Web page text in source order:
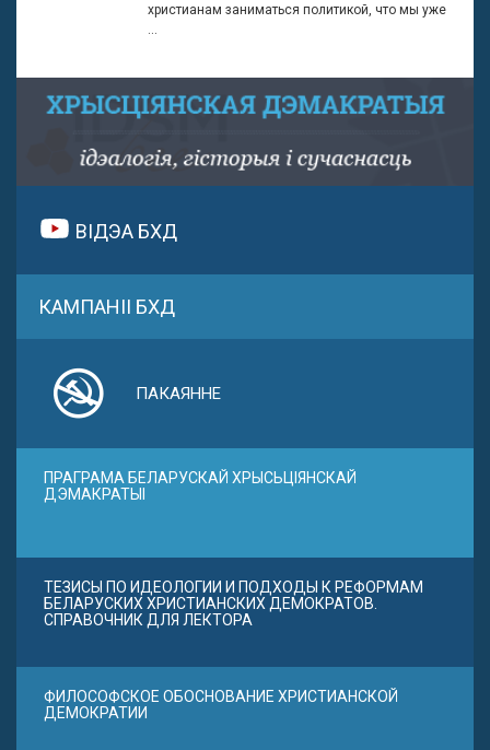
христианам заниматься политикой, что мы уже
...
ВІДЭА БХД
КАМПАНІІ БХД
ПАКАЯННЕ
ПРАГРАМА БЕЛАРУСКАЙ ХРЫСЬЦІЯНСКАЙ
ДЭМАКРАТЫІ
ТЕЗИСЫ ПО ИДЕОЛОГИИ И ПОДХОДЫ К РЕФОРМАМ
БЕЛАРУСКИХ ХРИСТИАНСКИХ ДЕМОКРАТОВ.
СПРАВОЧНИК ДЛЯ ЛЕКТОРА
ФИЛОСОФСКОЕ ОБОСНОВАНИЕ ХРИСТИАНСКОЙ
ДЕМОКРАТИИ